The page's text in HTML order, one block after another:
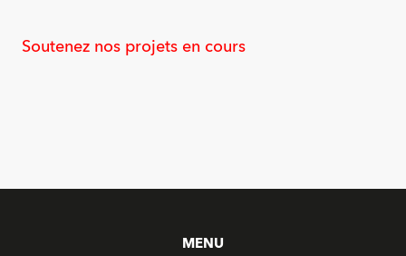
Soutenez nos projets en cours
MENU